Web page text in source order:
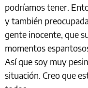
podríamos tener.
y también
gente inocente, que
momentos
Así que soy muy
situación. Creo que